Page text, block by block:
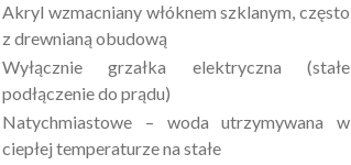
Akryl wzmacniany włóknem szklanym, często
z drewnianą obudową
Wyłącznie grzałka elektryczna (stałe
podłączenie do prądu)
Natychmiastowe – woda utrzymywana w
ciepłej temperaturze na stałe